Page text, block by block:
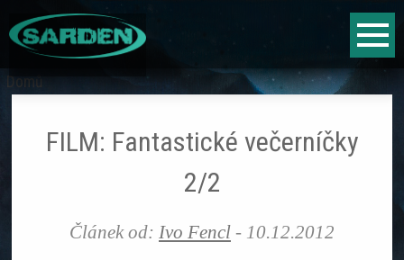
Horor
Domů
FILM: Fantastické večerníčky
2/2
Článek od: Ivo Fencl - 10.12.2012